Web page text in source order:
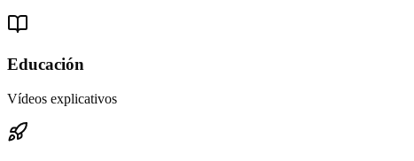
Educación
Vídeos explicativos